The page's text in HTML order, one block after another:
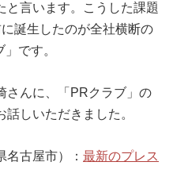
と言います。こうした課題
誕生したのが全社横断の
です。
さんに、「PRクラブ」の
しいただきました。
古屋市）： 最新のプレス